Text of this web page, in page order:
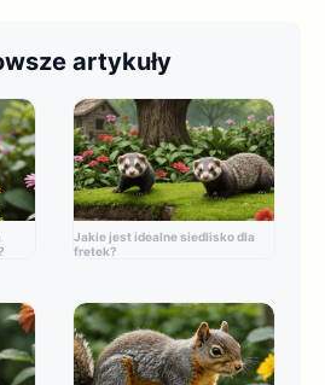
artykuły
Jakie jest idealne siedlisko dla
fretek?